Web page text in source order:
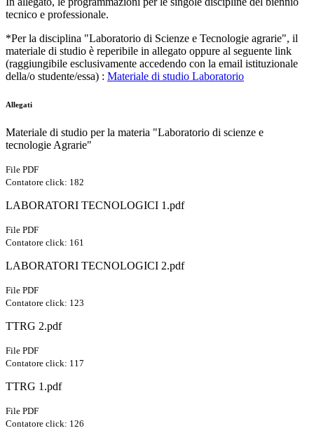
tecnico e professionale.
*Per la disciplina "Laboratorio di Scienze e Tecnologie agrarie", il
materiale di studio è reperibile in allegato oppure al seguente link
(raggiungibile esclusivamente accedendo con la email istituzionale
della/o studente/essa) : Materiale di studio Laboratorio
Allegati
Materiale di studio per la materia "Laboratorio di scienze e
tecnologie Agrarie"
File PDF
Contatore click: 182
LABORATORI TECNOLOGICI 1.pdf
File PDF
Contatore click: 161
LABORATORI TECNOLOGICI 2.pdf
File PDF
Contatore click: 123
TTRG 2.pdf
File PDF
Contatore click: 117
TTRG 1.pdf
File PDF
Contatore click: 126